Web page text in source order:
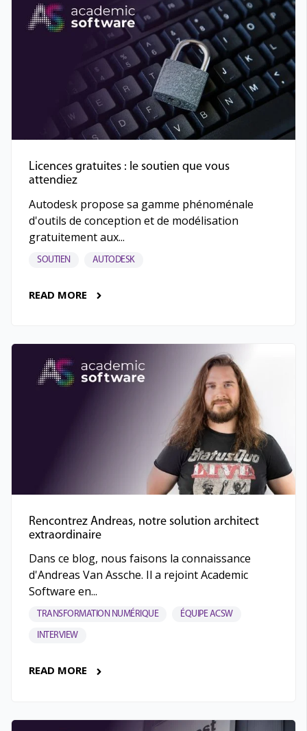
Licences gratuites : le soutien que vous
attendiez
Autodesk propose sa gamme phénoménale
d'outils de conception et de modélisation
gratuitement aux...
SOUTIEN AUTODESK
READ MORE
Rencontrez Andreas, notre solution architect
extraordinaire
Dans ce blog, nous faisons la connaissance
d'Andreas Van Assche. Il a rejoint Academic
Software en...
TRANSFORMATION NUMÉRIQUE ÉQUIPE ACSW
INTERVIEW
READ MORE